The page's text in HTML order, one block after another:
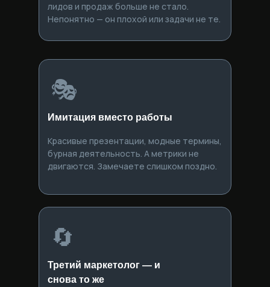
🎭
Красивые презентации, модные термины,
бурная деятельность. А метрики не
двигаются. Замечаете слишком поздно.
Имитация вместо работы
🔄
Третий маркетолог — и
снова то же
лидов и продаж больше не стало.
Непонятно — он плохой или задачи не те.